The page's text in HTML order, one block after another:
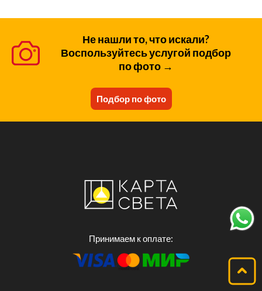
Не нашли то, что искали?
Воспользуйтесь услугой подбор
по фото →
Подбор по фото
Принимаем к оплате: